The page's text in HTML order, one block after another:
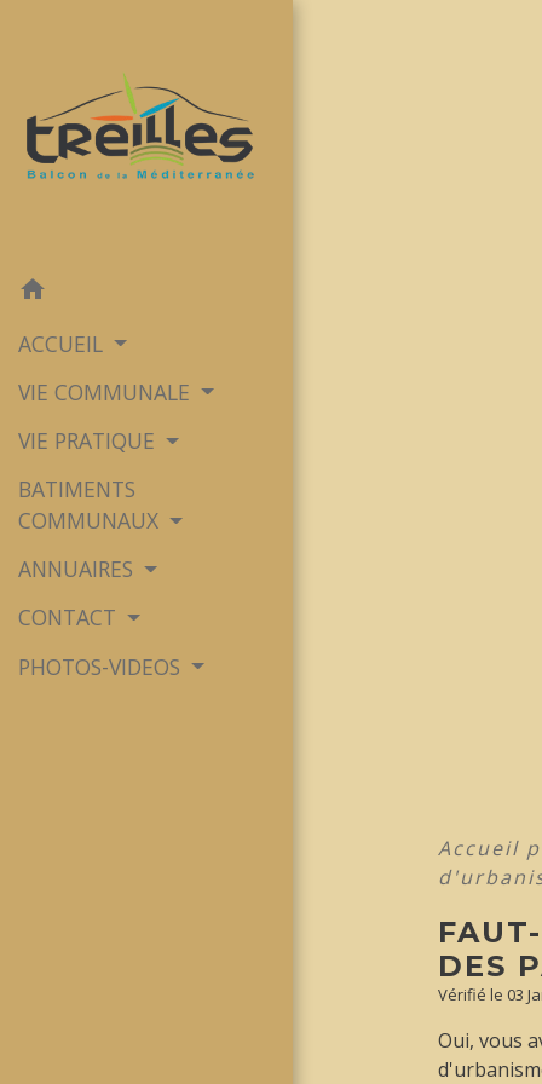
home
ACCUEIL
VIE COMMUNALE
VIE PRATIQUE
BATIMENTS
COMMUNAUX
ANNUAIRES
CONTACT
PHOTOS-VIDEOS
Accueil
DES
Vérifié le 03
Oui, vous